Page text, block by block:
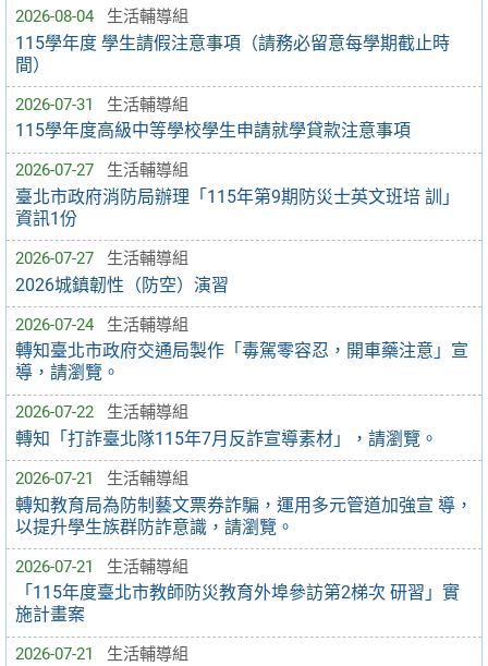
2026-08-04 生活輔導組
115學年度 學生請假注意事項（請務必留意每學期截止時
間）
2026-07-31 生活輔導組
115學年度高級中等學校學生申請就學貸款注意事項
2026-07-27 生活輔導組
臺北市政府消防局辦理「115年第9期防災士英文班培 訓」
資訊1份
2026-07-27 生活輔導組
2026城鎮韌性（防空）演習
2026-07-24 生活輔導組
轉知臺北市政府交通局製作「毒駕零容忍，開車藥注意」宣
導，請瀏覽。
2026-07-22 生活輔導組
轉知「打詐臺北隊115年7月反詐宣導素材」，請瀏覽。
2026-07-21 生活輔導組
轉知教育局為防制藝文票券詐騙，運用多元管道加強宣 導，
以提升學生族群防詐意識，請瀏覽。
2026-07-21 生活輔導組
「115年度臺北市教師防災教育外埠參訪第2梯次 研習」實
施計畫案
2026-07-21 生活輔導組